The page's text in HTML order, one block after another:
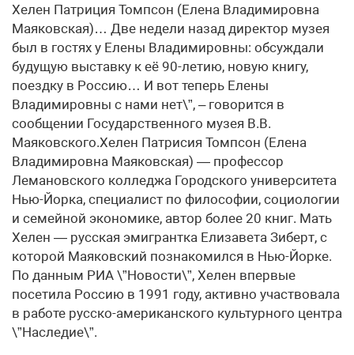
Хелен Патриция Томпсон (Елена Владимировна
Маяковская)… Две недели назад директор музея
был в гостях у Елены Владимировны: обсуждали
будущую выставку к её 90-летию, новую книгу,
поездку в Россию… И вот теперь Елены
Владимировны с нами нет\”, – говорится в
сообщении Государственного музея В.В.
Маяковского.Хелен Патрисия Томпсон (Елена
Владимировна Маяковская) — профессор
Лемановского колледжа Городского университета
Нью-Йорка, специалист по философии, социологии
и семейной экономике, автор более 20 книг. Мать
Хелен — русская эмигрантка Елизавета Зиберт, с
которой Маяковский познакомился в Нью-Йорке.
По данным РИА \”Новости\”, Хелен впервые
посетила Россию в 1991 году, активно участвовала
в работе русско-американского культурного центра
\”Наследие\”.